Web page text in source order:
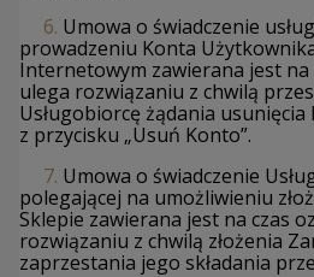
6. Umowa o świadczenie
prowadzeniu Konta
Internetowym zawierana jest na
ulega rozwiązaniu z chwilą
Usługobiorcę żądania
z przycisku „Usuń Konto”.
7. Umowa o świadczenie
polegającej na umożliwieniu
Sklepie zawierana jest na czas
rozwiązaniu z chwilą złożenia
zaprzestania jego składania